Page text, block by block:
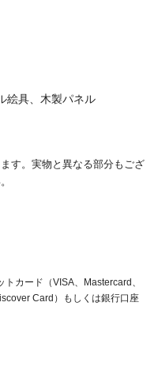
絵具、木製パネル
す。実物と異なる部分もござ
カード（VISA、Mastercard、
Card）もしくは銀行口座